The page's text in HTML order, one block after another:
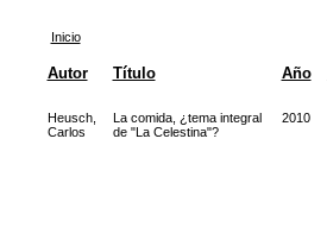
Inicio
Autor Título Año
Heusch,
Carlos
La comida, ¿tema integral
de "La Celestina"?
2010